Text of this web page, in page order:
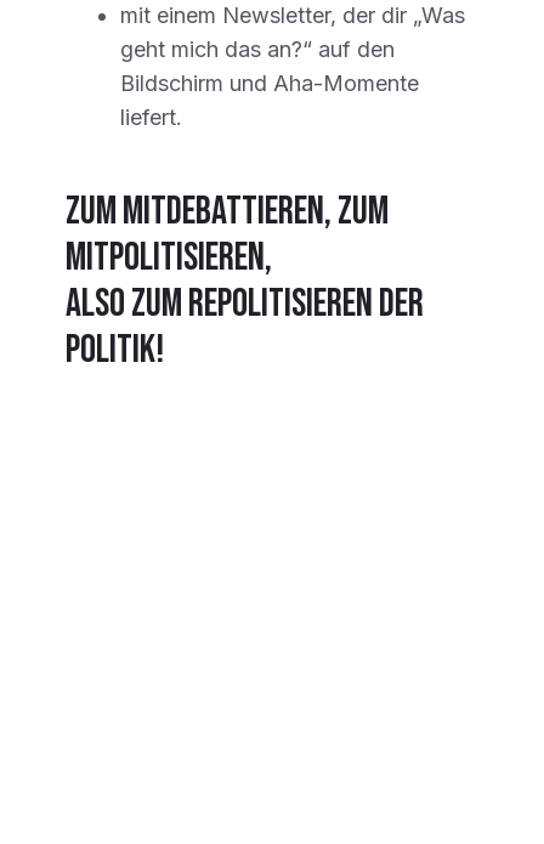
mit einem Newsletter, der dir „Was
geht mich das an?“ auf den
Bildschirm und Aha-Momente
liefert.
Zum Mitdebattieren, zum
Mitpolitisieren,
also zum Repolitisieren der
Politik!